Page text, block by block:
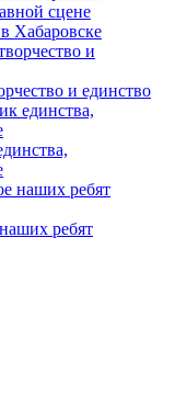
сцене
Хабаровске
и единство
ребят